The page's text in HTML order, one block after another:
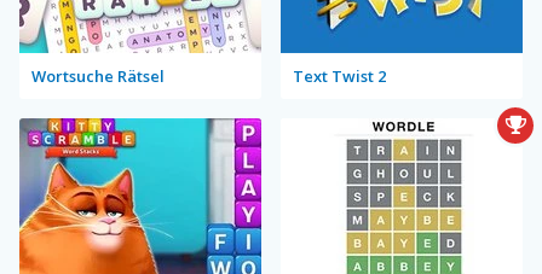
Wortsuche Rätsel Text Twist 2